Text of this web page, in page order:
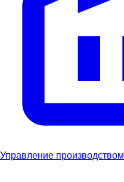
Управление производством